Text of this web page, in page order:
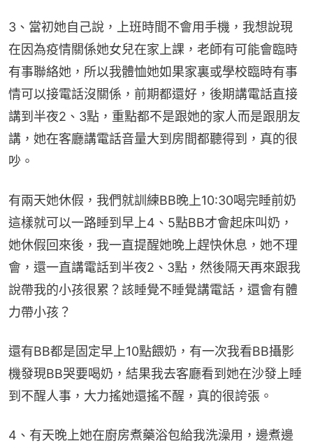
3、當初她自己說，上班時間不會用手機，我想說現
在因為疫情關係她女兒在家上課，老師有可能會臨時
有事聯絡她，所以我體恤她如果家裏或學校臨時有事
情可以接電話沒關係，前期都還好，後期講電話直接
講到半夜2、3點，重點都不是跟她的家人而是跟朋友
講，她在客廳講電話音量大到房間都聽得到，真的很
吵。
有兩天她休假，我們就訓練BB晚上10:30喝完睡前奶
這樣就可以一路睡到早上4、5點BB才會起床叫奶，
她休假回來後，我一直提醒她晚上趕快休息，她不理
會，還一直講電話到半夜2、3點，然後隔天再來跟我
說帶我的小孩很累？該睡覺不睡覺講電話，還會有體
力帶小孩？
還有BB都是固定早上10點餵奶，有一次我看BB攝影
機發現BB哭要喝奶，結果我去客廳看到她在沙發上睡
到不醒人事，大力搖她還搖不醒，真的很誇張。
4、有天晚上她在廚房煮藥浴包給我洗澡用，邊煮邊